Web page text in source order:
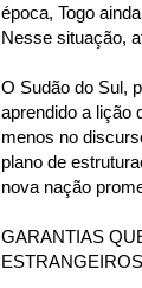
época, Togo
Nesse situação,
O Sudão do Sul,
aprendido a lição
menos no
plano de
nova nação
GARANTIAS
ESTRANGEIROS